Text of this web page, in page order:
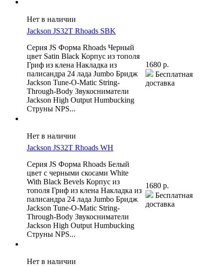
Нет в наличии
Jackson JS32T Rhoads SBK
Серия JS Форма Rhoads Черный
цвет Satin Black Корпус из тополя
Гриф из клена Накладка из
палисандра 24 лада Jumbo Бридж
Jackson Tune-O-Matic String-
Through-Body Звукосниматели
Jackson High Output Humbucking
Струны NPS...
1680 р.
Бесплатная
доставка
Нет в наличии
Jackson JS32T Rhoads WH
Серия JS Форма Rhoads Белый
цвет с черными скосами White
With Black Bevels Корпус из
тополя Гриф из клена Накладка из
палисандра 24 лада Jumbo Бридж
Jackson Tune-O-Matic String-
Through-Body Звукосниматели
Jackson High Output Humbucking
Струны NPS...
1680 р.
Бесплатная
доставка
Нет в наличии